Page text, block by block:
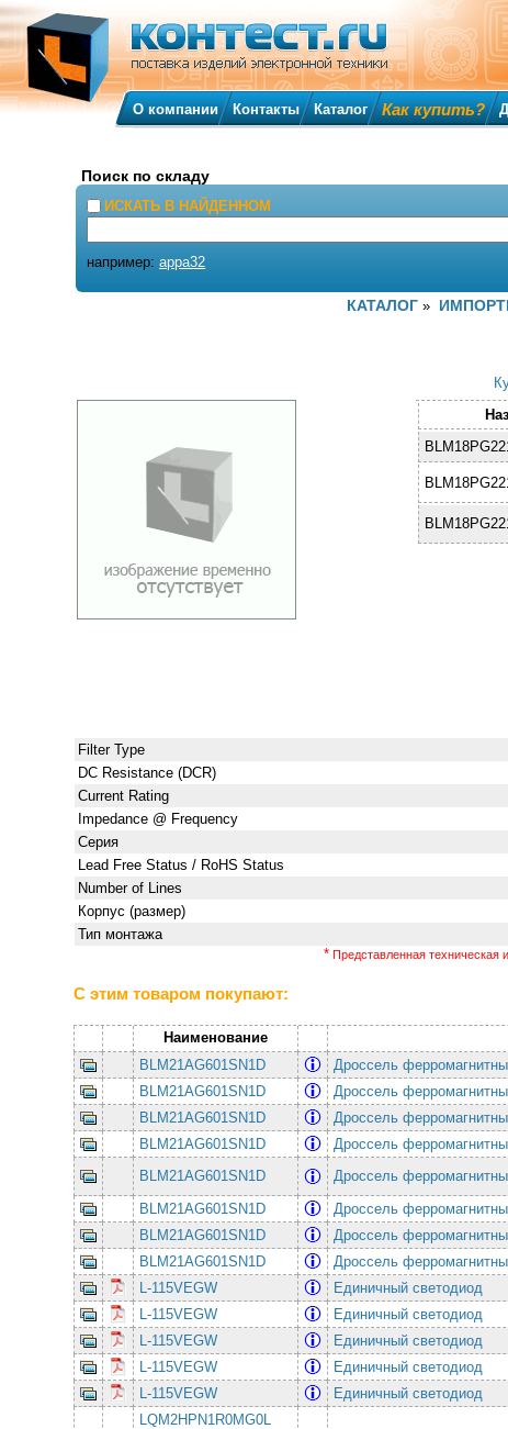
Filter Type
DC Resistance (DCR)
Current Rating
Impedance @ Frequency
Серия
Lead Free Status / RoHS Status
Number of Lines
Корпус (размер)
Тип монтажа
* Представленная техническая
КАТАЛОГ»
С этим товаром покупают:
Наименование
BLM21AG601SN1D
Дроссель
BLM21AG601SN1D
Дроссель
BLM21AG601SN1D
Дроссель
BLM21AG601SN1D
Дроссель
BLM21AG601SN1D
Дроссель
BLM21AG601SN1D
Дроссель
BLM21AG601SN1D
Дроссель
BLM21AG601SN1D
Дроссель
L-115VEGW
Единичный светодиод
L-115VEGW
Единичный светодиод
L-115VEGW
Единичный светодиод
L-115VEGW
Единичный светодиод
L-115VEGW
Единичный светодиод
LQM2HPN1R0MG0L
О компании Контакты Каталог Как купить?
Поиск по складу
ИСКАТЬ В НАЙДЕННОМ
например:appa32